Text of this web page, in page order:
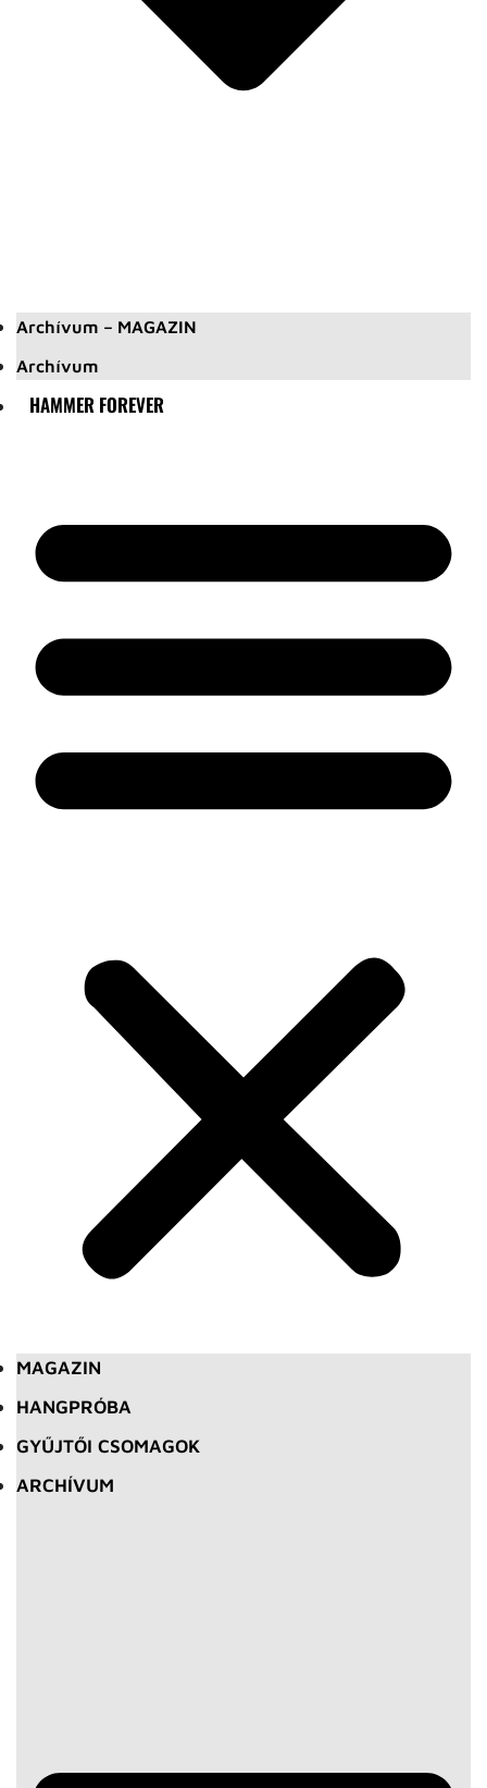
Archívum – MAGAZIN
Archívum
HAMMER FOREVER
MAGAZIN
HANGPRÓBA
GYŰJTŐI CSOMAGOK
ARCHÍVUM